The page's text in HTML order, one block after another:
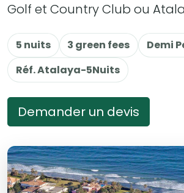
Golf et Country Club ou
5 nuits 3 green fees
Demi
Réf. Atalaya-5Nuits
Demander un devis